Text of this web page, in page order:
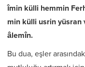
îmin külli hemmin
min külli usrin yüsran
âlemîn.
Bu dua, eşler